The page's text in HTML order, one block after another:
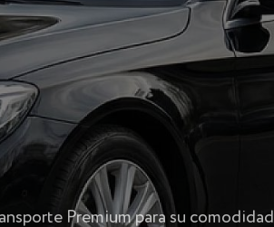
Premium para su comodidad